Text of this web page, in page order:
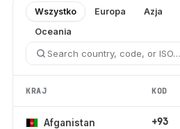
Wszystko Europa Azja
Oceania
KRAJ KOD
Afganistan +93